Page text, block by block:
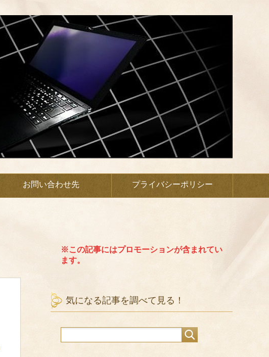
お問い合わせ先 プライバシーポリシー
※この記事にはプロモーションが含まれてい
ます。
気になる記事を調べて見る！